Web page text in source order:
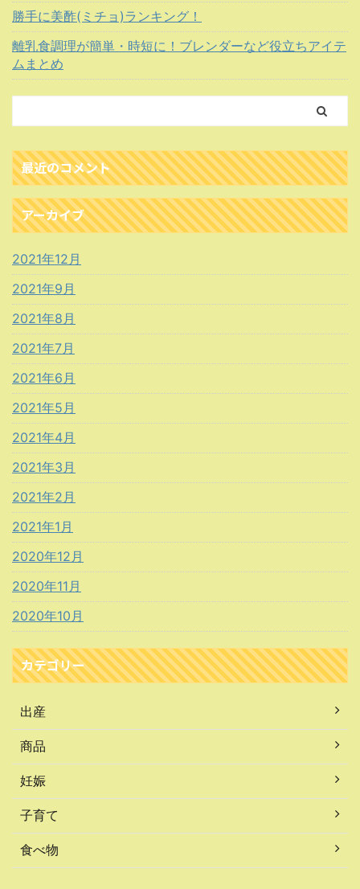
勝手に美酢(ミチョ)ランキング！
離乳食調理が簡単・時短に！ブレンダーなど役立ちアイテ
ムまとめ
最近のコメント
アーカイブ
2021年12月
2021年9月
2021年8月
2021年7月
2021年6月
2021年5月
2021年4月
2021年3月
2021年2月
2021年1月
2020年12月
2020年11月
2020年10月
カテゴリー
出産
商品
妊娠
子育て
食べ物